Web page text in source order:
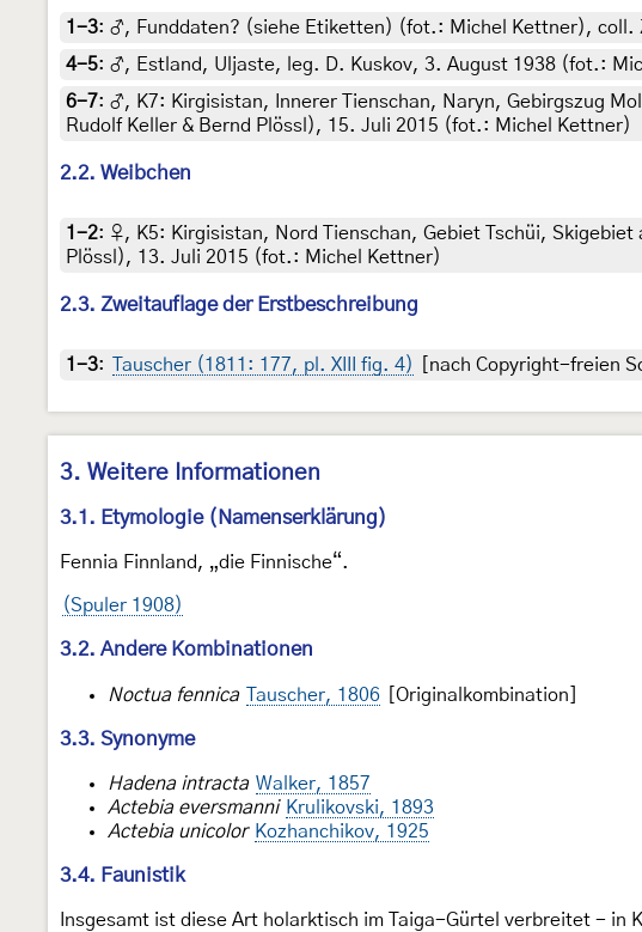
1-3: ♂, Funddaten? (siehe Etiketten) (fot.: Michel Kettner), coll.
4-5: ♂, Estland, Uljaste, leg. D. Kuskov, 3. August 1938 (fot.:
6-7: ♂, K7: Kirgisistan, Innerer Tienschan, Naryn, Gebirgszug
Rudolf Keller & Bernd Plössl), 15. Juli 2015 (fot.: Michel Kettner)
2.2. Weibchen
1-2: ♀, K5: Kirgisistan, Nord Tienschan, Gebiet Tschüi,
Plössl), 13. Juli 2015 (fot.: Michel Kettner)
2.3. Zweitauflage der Erstbeschreibung
1-3: Tauscher (1811: 177, pl. XIII fig. 4) [nach Copyright-freien
3. Weitere Informationen
3.1. Etymologie (Namenserklärung)
Fennia Finnland, „die Finnische“.
(Spuler 1908)
3.2. Andere Kombinationen
Noctua fennica Tauscher, 1806 [Originalkombination]
3.3. Synonyme
Hadena intracta Walker, 1857
Actebia eversmanni Krulikovski, 1893
Actebia unicolor Kozhanchikov, 1925
3.4. Faunistik
Insgesamt ist diese Art holarktisch im Taiga-Gürtel verbreitet -